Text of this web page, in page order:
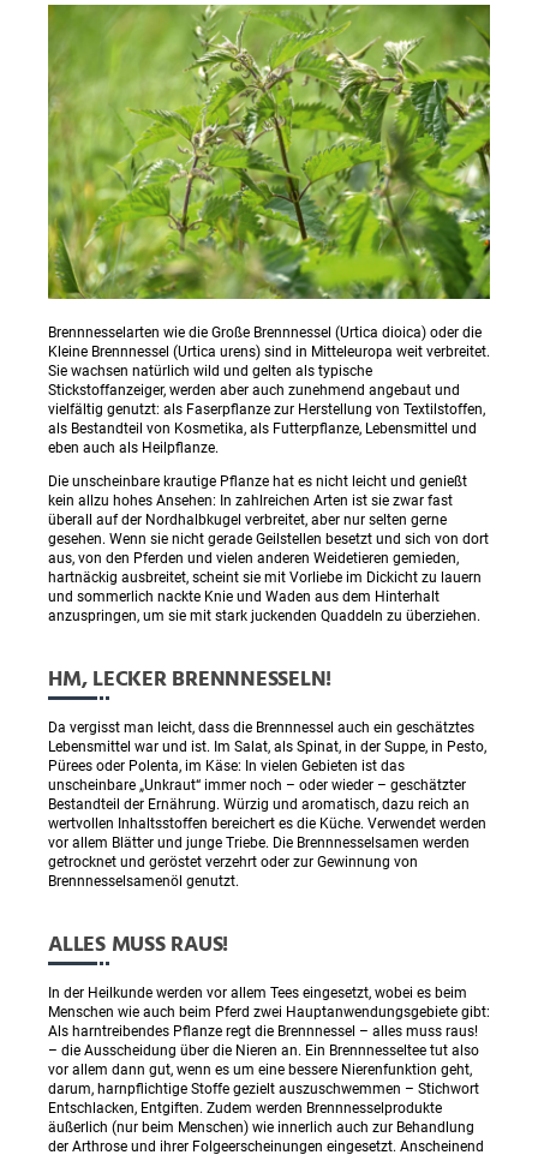
Brennnesselarten wie die Große Brennnessel (Urtica dioica) oder die
Kleine Brennnessel (Urtica urens) sind in Mitteleuropa weit verbreitet.
Sie wachsen natürlich wild und gelten als typische
Stickstoffanzeiger, werden aber auch zunehmend angebaut und
vielfältig genutzt: als Faserpflanze zur Herstellung von Textilstoffen,
als Bestandteil von Kosmetika, als Futterpflanze, Lebensmittel und
eben auch als Heilpflanze.
Die unscheinbare krautige Pflanze hat es nicht leicht und genießt
kein allzu hohes Ansehen: In zahlreichen Arten ist sie zwar fast
überall auf der Nordhalbkugel verbreitet, aber nur selten gerne
gesehen. Wenn sie nicht gerade Geilstellen besetzt und sich von dort
aus, von den Pferden und vielen anderen Weidetieren gemieden,
hartnäckig ausbreitet, scheint sie mit Vorliebe im Dickicht zu lauern
und sommerlich nackte Knie und Waden aus dem Hinterhalt
anzuspringen, um sie mit stark juckenden Quaddeln zu überziehen.
HM, LECKER BRENNNESSELN!
Da vergisst man leicht, dass die Brennnessel auch ein geschätztes
Lebensmittel war und ist. Im Salat, als Spinat, in der Suppe, in Pesto,
Pürees oder Polenta, im Käse: In vielen Gebieten ist das
unscheinbare „Unkraut“ immer noch – oder wieder – geschätzter
Bestandteil der Ernährung. Würzig und aromatisch, dazu reich an
wertvollen Inhaltsstoffen bereichert es die Küche. Verwendet werden
vor allem Blätter und junge Triebe. Die Brennnesselsamen werden
getrocknet und geröstet verzehrt oder zur Gewinnung von
Brennnesselsamenöl genutzt.
ALLES MUSS RAUS!
In der Heilkunde werden vor allem Tees eingesetzt, wobei es beim
Menschen wie auch beim Pferd zwei Hauptanwendungsgebiete gibt:
Als harntreibendes Pflanze regt die Brennnessel – alles muss raus!
– die Ausscheidung über die Nieren an. Ein Brennnesseltee tut also
vor allem dann gut, wenn es um eine bessere Nierenfunktion geht,
darum, harnpflichtige Stoffe gezielt auszuschwemmen – Stichwort
Entschlacken, Entgiften. Zudem werden Brennnesselprodukte
äußerlich (nur beim Menschen) wie innerlich auch zur Behandlung
der Arthrose und ihrer Folgeerscheinungen eingesetzt. Anscheinend